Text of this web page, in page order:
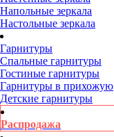
Напольные зеркала
Настольные зеркала
Гарнитуры
Спальные гарнитуры
Гостиные гарнитуры
Гарнитуры в прихожую
Детские гарнитуры
Распродажа